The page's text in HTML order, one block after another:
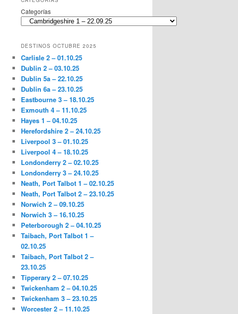
Categorías
DESTINOS OCTUBRE 2025
Carlisle 2 – 01.10.25
Dublin 2 – 03.10.25
Dublin 5a – 22.10.25
Dublin 6a – 23.10.25
Eastbourne 3 – 18.10.25
Exmouth 4 – 11.10.25
Hayes 1 – 04.10.25
Herefordshire 2 – 24.10.25
Liverpool 3 – 01.10.25
Liverpool 4 – 18.10.25
Londonderry 2 – 02.10.25
Londonderry 3 – 24.10.25
Neath, Port Talbot 1 – 02.10.25
Neath, Port Talbot 2 – 23.10.25
Norwich 2 – 09.10.25
Norwich 3 – 16.10.25
Peterborough 2 – 04.10.25
Taibach, Port Talbot 1 –
02.10.25
Taibach, Port Talbot 2 –
23.10.25
Tipperary 2 – 07.10.25
Twickenham 2 – 04.10.25
Twickenham 3 – 23.10.25
Worcester 2 – 11.10.25